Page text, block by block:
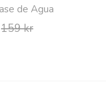
de Agua
159 kr